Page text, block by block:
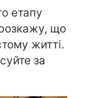
етапу
розкажу, що
житті.
за